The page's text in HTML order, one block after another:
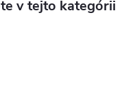
v tejto kategórii